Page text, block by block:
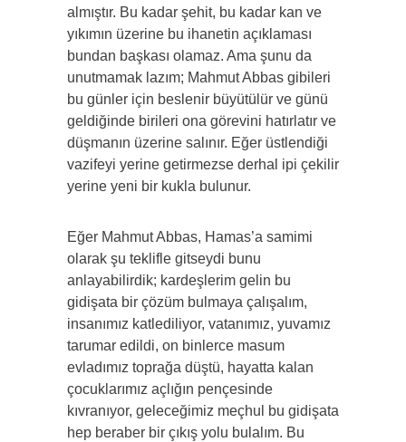
almıştır. Bu kadar şehit, bu kadar kan ve
yıkımın üzerine bu ihanetin açıklaması
bundan başkası olamaz. Ama şunu da
unutmamak lazım; Mahmut Abbas gibileri
bu günler için beslenir büyütülür ve günü
geldiğinde birileri ona görevini hatırlatır ve
düşmanın üzerine salınır. Eğer üstlendiği
vazifeyi yerine getirmezse derhal ipi çekilir
yerine yeni bir kukla bulunur.
Eğer Mahmut Abbas, Hamas’a samimi
olarak şu teklifle gitseydi bunu
anlayabilirdik; kardeşlerim gelin bu
gidişata bir çözüm bulmaya çalışalım,
insanımız katlediliyor, vatanımız, yuvamız
tarumar edildi, on binlerce masum
evladımız toprağa düştü, hayatta kalan
çocuklarımız açlığın pençesinde
kıvranıyor, geleceğimiz meçhul bu gidişata
hep beraber bir çıkış yolu bulalım. Bu